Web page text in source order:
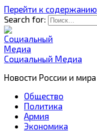
Перейти к содержанию
Search for:
Социальный Медиа
Новости России и мира
Общество
Политика
Армия
Экономика